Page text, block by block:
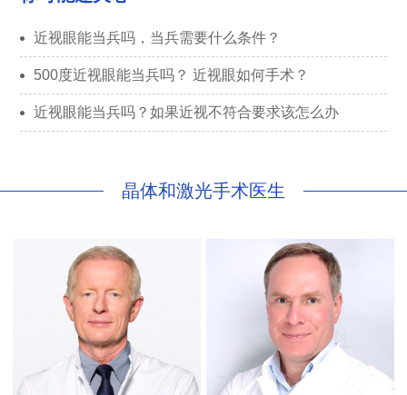
近视眼能当兵吗，当兵需要什么条件？
500度近视眼能当兵吗？ 近视眼如何手术？
近视眼能当兵吗？如果近视不符合要求该怎么办
晶体和激光手术医生